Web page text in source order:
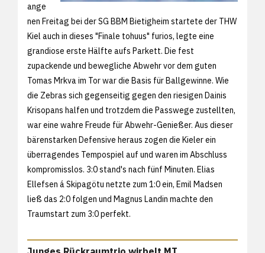
ange
nen Freitag bei der SG BBM Bietigheim startete der THW
Kiel auch in dieses "Finale tohuus" furios, legte eine
grandiose erste Hälfte aufs Parkett. Die fest
zupackende und bewegliche Abwehr vor dem guten
Tomas Mrkva im Tor war die Basis für Ballgewinne. Wie
die Zebras sich gegenseitig gegen den riesigen Dainis
Krisopans halfen und trotzdem die Passwege zustellten,
war eine wahre Freude für Abwehr-Genießer. Aus dieser
bärenstarken Defensive heraus zogen die Kieler ein
überragendes Tempospiel auf und waren im Abschluss
kompromisslos. 3:0 stand's nach fünf Minuten. Elias
Ellefsen á Skipagötu netzte zum 1:0 ein, Emil Madsen
ließ das 2:0 folgen und Magnus Landin machte den
Traumstart zum 3:0 perfekt.